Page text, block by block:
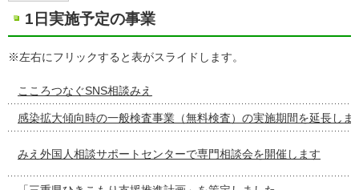
1日実施予定の事業
※左右にフリックすると表がスライドします。
こころつなぐSNS相談みえ
感染拡大傾向時の一般検査事業（無料検査）の実施期間を延長しま
みえ外国人相談サポートセンターで専門相談会を開催します